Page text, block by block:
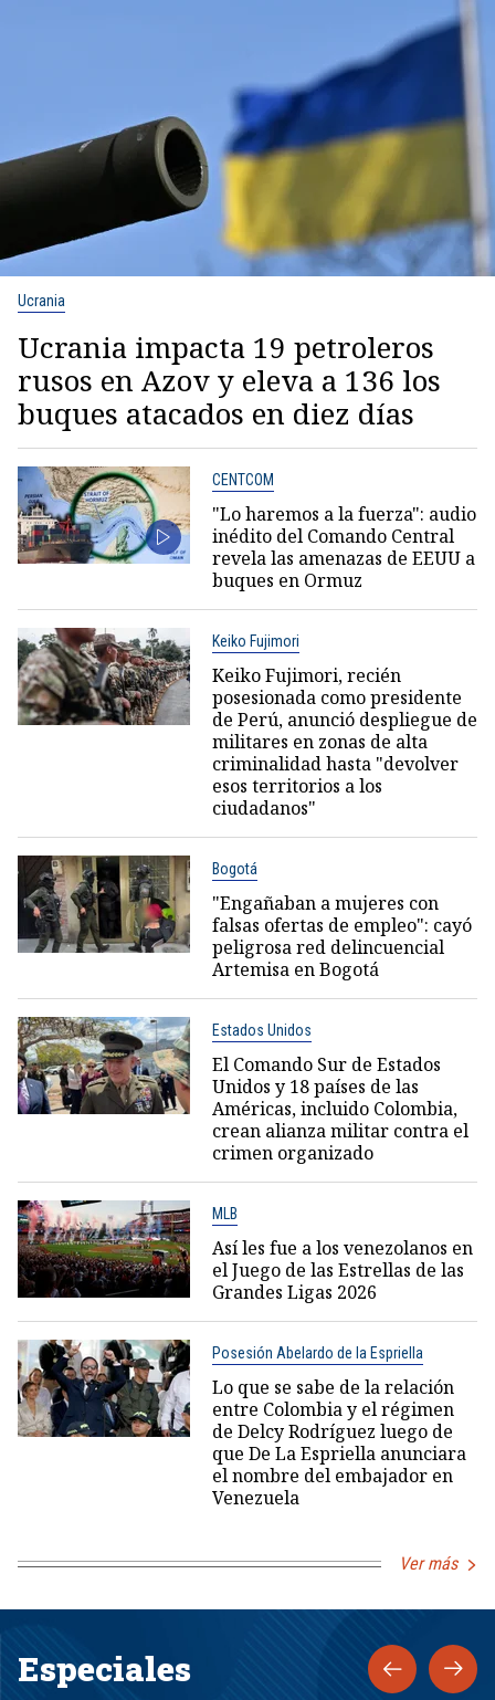
Ucrania
Ucrania impacta 19 petroleros
rusos en Azov y eleva a 136 los
buques atacados en diez días
CENTCOM
"Lo haremos a la fuerza": audio
inédito del Comando Central
revela las amenazas de EEUU a
buques en Ormuz
Keiko Fujimori
Keiko Fujimori, recién
posesionada como presidente
de Perú, anunció despliegue de
militares en zonas de alta
criminalidad hasta "devolver
esos territorios a los
ciudadanos"
Bogotá
"Engañaban a mujeres con
falsas ofertas de empleo": cayó
peligrosa red delincuencial
Artemisa en Bogotá
Estados Unidos
El Comando Sur de Estados
Unidos y 18 países de las
Américas, incluido Colombia,
crean alianza militar contra el
crimen organizado
MLB
Así les fue a los venezolanos en
el Juego de las Estrellas de las
Grandes Ligas 2026
Posesión Abelardo de la Espriella
Lo que se sabe de la relación
entre Colombia y el régimen
de Delcy Rodríguez luego de
que De La Espriella anunciara
el nombre del embajador en
Venezuela
Ver más
Especiales